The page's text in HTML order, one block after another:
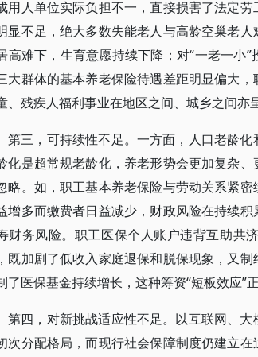
用人单位实际负担不一，直接损害了法定
显不足，绝大多数失能老人与高龄空巢老
高难下，生育意愿持续下降；对“一老一小
大群体的基本养老保险待遇差距明显偏大
、残疾人福利事业在地区之间、城乡之间亦
第三，可持续性不足。一方面，人口老龄
化是超常规老龄化，养老形势会更加复杂
略。如，职工基本养老保险与劳动关系紧
增多而缴费者日益减少，财政风险在持续
财务风险。职工医保个人账户违背互助共
既加剧了低收入家庭退保和脱保现象，又
了医保基金持续增长，这种筹资“短板效应”
第四，对新挑战适应性不足。以互联网、
次分配格局，而现行社会保障制度仍建立